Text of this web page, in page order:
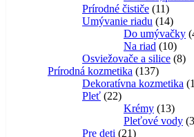
Prírodné čističe 1111
Umývanie riadu 1414
Do umývačky
Na riad 1010
Osviežovače a silice 88
Prírodná kozmetika 137137
Dekoratívna kozmetika 1
Pleť 2222
produktov
Krémy 1313
Pleťové vody 3
Pre deti 2121